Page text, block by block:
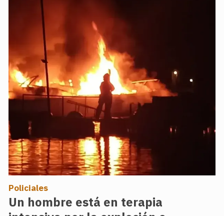
Un hombre está en terapia
Policiales